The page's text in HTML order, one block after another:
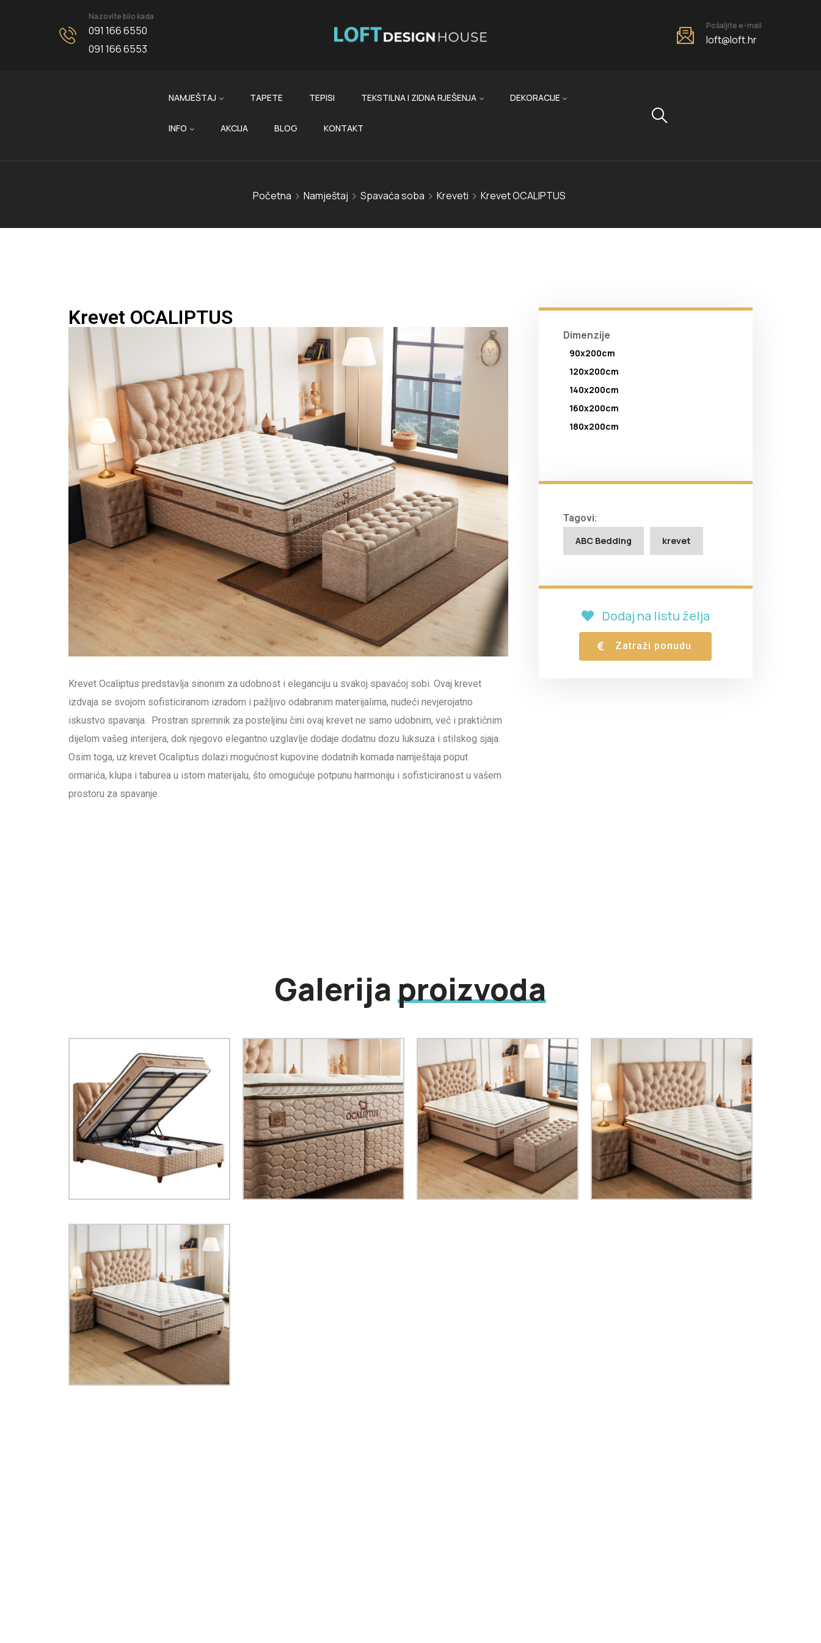
Nazovite bilo kada
091 166 6550
091 166 6553
Pošaljite e-mail
loft@loft.hr
NAMJEŠTAJ TAPETE TEPISI TEKSTILNA I ZIDNA RJEŠENJA DEKORACIJE
INFO AKCIJA BLOG KONTAKT
Početna Namještaj Spavaća soba Kreveti Krevet OCALIPTUS
Krevet OCALIPTUS
Krevet Ocaliptus predstavlja sinonim za udobnost i eleganciju u svakoj spavaćoj sobi. Ovaj krevet
izdvaja se svojom sofisticiranom izradom i pažljivo odabranim materijalima, nudeći nevjerojatno
iskustvo spavanja. Prostran spremnik za posteljinu čini ovaj krevet ne samo udobnim, već i praktičnim
dijelom vašeg interijera, dok njegovo elegantno uzglavlje dodaje dodatnu dozu luksuza i stilskog sjaja.
Osim toga, uz krevet Ocaliptus dolazi mogućnost kupovine dodatnih komada namještaja poput
ormarića, klupa i taburea u istom materijalu, što omogućuje potpunu harmoniju i sofisticiranost u vašem
prostoru za spavanje.
Dimenzije
90x200cm
120x200cm
140x200cm
160x200cm
180x200cm
Tagovi:
ABC Bedding
krevet
Dodaj na listu želja
Zatraži ponudu
Galerijaproizvoda